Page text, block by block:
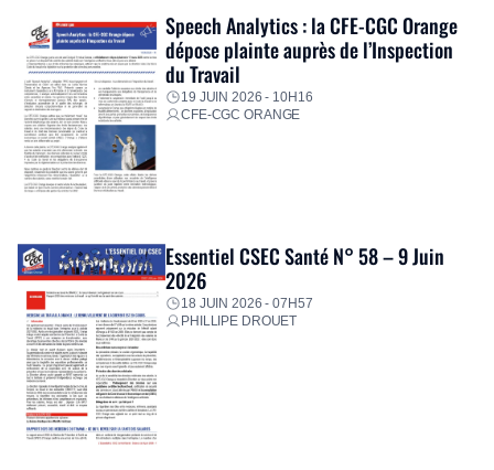
Speech Analytics : la CFE-CGC Orange
dépose plainte auprès de l’Inspection
du Travail
19 JUIN 2026 - 10H16
CFE-CGC ORANGE
Essentiel CSEC Santé N° 58 – 9 Juin
2026
18 JUIN 2026 - 07H57
PHILLIPE DROUET